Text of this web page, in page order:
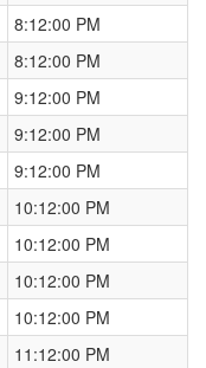
8:12:00 PM
8:12:00 PM
9:12:00 PM
9:12:00 PM
9:12:00 PM
10:12:00 PM
10:12:00 PM
10:12:00 PM
10:12:00 PM
11:12:00 PM